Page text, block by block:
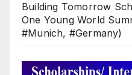
Building Tomorrow
One Young World
#Munich, #Germany)